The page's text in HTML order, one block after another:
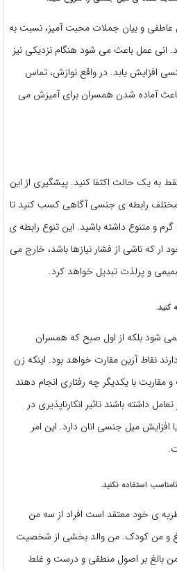
عاطفی و بیان جملات محبت آمیز، نسبت به
انی عمل باعث می شود هنگام نزدیکی نیز
افزایش یابد. در واقع نوازش، تماس
آماده شدن همسران برای آمیزش می
به یک حالت اکتفا کنید. پیشگیری از این
رابطه ی جنسی آگاهی کسب کنید تا
گرم و متنوع داشته باشید. این تنوع رابطه ی
که ناشی از فشار نیازها باشد، خارج می
و پرلذت تبدیل خواهد کرد.
شود بلکه از اول صبح که همسران
نقاط آزین مقارت خواهد بود. اینکه زن
مقاربت با یکدیگر چه رفتاری انجام دهند
داشته باشند تاثیر انکارناپذیری در
میل جنسی انان دارد. این امر
استفاده نکنید.
ی خود معتقد است افراد از سه من
و من کودک. من والد بخشی از شخصیت
من بالغ بر اصول منطقی و درست و غلط